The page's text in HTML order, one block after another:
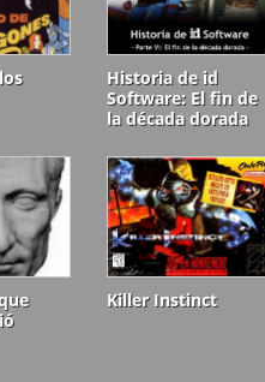
Historia de id
Software: El fin de
la década dorada
Killer Instinct